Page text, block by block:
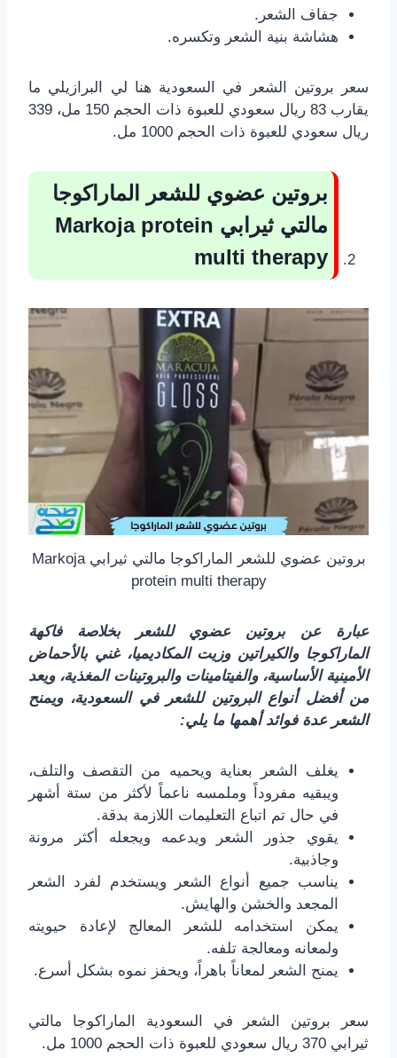
جفاف الشعر.
هشاشة بنية الشعر وتكسره.
سعر بروتين الشعر في السعودية هنا لي البرازيلي ما
يقارب 83 ريال سعودي للعبوة ذات الحجم 150 مل، 339
ريال سعودي للعبوة ذات الحجم 1000 مل.
بروتين عضوي للشعر الماراكوجا
مالتي ثيرابي Markoja protein
multi therapy
بروتين عضوي للشعر الماراكوجا مالتي ثيرابي Markoja
protein multi therapy
عبارة عن بروتين عضوي للشعر بخلاصة فاكهة
الماراكوجا والكيراتين وزيت المكاديميا، غني بالأحماض
الأمينية الأساسية، والفيتامينات والبروتينات المغذية، ويعد
من أفضل أنواع البروتين للشعر في السعودية، ويمنح
الشعر عدة فوائد أهمها ما يلي:
يغلف الشعر بعناية ويحميه من التقصف والتلف،
ويبقيه مفروداً وملمسه ناعماً لأكثر من ستة أشهر
في حال تم اتباع التعليمات اللازمة بدقة.
يقوي جذور الشعر ويدعمه ويجعله أكثر مرونة
وجاذبية.
يناسب جميع أنواع الشعر ويستخدم لفرد الشعر
المجعد والخشن والهايش.
يمكن استخدامه للشعر المعالج لإعادة حيويته
ولمعانه ومعالجة تلفه.
يمنح الشعر لمعاناً باهراً، ويحفز نموه بشكل أسرع.
سعر بروتين الشعر في السعودية الماراكوجا مالتي
ثيرابي 370 ريال سعودي للعبوة ذات الحجم 1000 مل.